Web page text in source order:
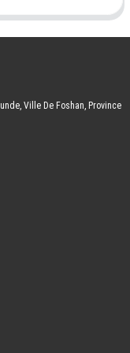
Ville De Foshan, Province